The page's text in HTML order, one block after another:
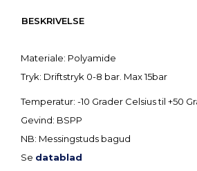
BESKRIVELSE
Materiale: Polyamide
Tryk: Driftstryk 0-8 bar. Max 15bar
Temperatur: -10 Grader Celsius til +50
Gevind: BSPP
NB: Messingstuds bagud
Se datablad